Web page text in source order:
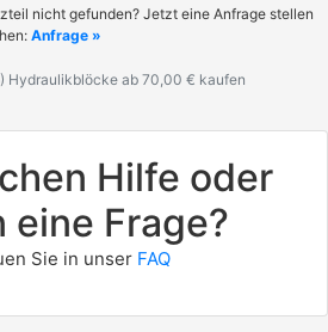
nicht gefunden? Jetzt eine Anfrage stellen
Anfrage »
Hydraulikblöcke ab 70,00 € kaufen
Hilfe oder
eine Frage?
Sie in unser FAQ